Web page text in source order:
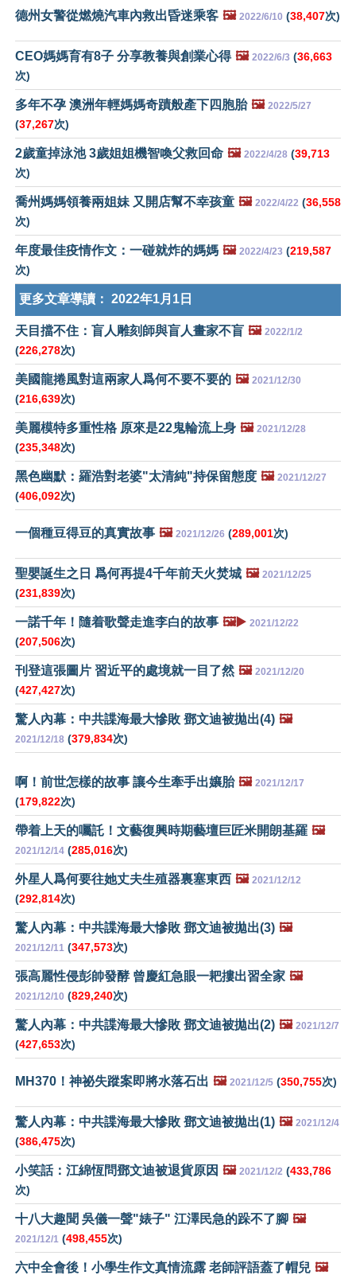
德州女警從燃燒汽車內救出昏迷乘客 🖼️ 2022/6/10 (38,407次)
CEO媽媽育有8子 分享教養與創業心得 🖼️ 2022/6/3 (36,663
次)
多年不孕 澳洲年輕媽媽奇蹟般產下四胞胎 🖼️ 2022/5/27
(37,267次)
2歲童掉泳池 3歲姐姐機智喚父救回命 🖼️ 2022/4/28 (39,713
次)
喬州媽媽領養兩姐妹 又開店幫不幸孩童 🖼️ 2022/4/22 (36,558
次)
年度最佳疫情作文：一碰就炸的媽媽 🖼️ 2022/4/23 (219,587
次)
更多文章導讀： 2022年1月1日
天目擋不住：盲人雕刻師與盲人畫家不盲 🖼️ 2022/1/2
(226,278次)
美國龍捲風對這兩家人爲何不要不要的 🖼️ 2021/12/30
(216,639次)
美麗模特多重性格 原來是22鬼輪流上身 🖼️ 2021/12/28
(235,348次)
黑色幽默：羅浩對老婆"太清純"持保留態度 🖼️ 2021/12/27
(406,092次)
一個種豆得豆的真實故事 🖼️ 2021/12/26 (289,001次)
聖嬰誕生之日 爲何再提4千年前天火焚城 🖼️ 2021/12/25
(231,839次)
一諾千年！隨着歌聲走進李白的故事 🖼️▶️ 2021/12/22
(207,506次)
刊登這張圖片 習近平的處境就一目了然 🖼️ 2021/12/20
(427,427次)
驚人內幕：中共諜海最大慘敗 鄧文迪被拋出(4) 🖼️
2021/12/18 (379,834次)
啊！前世怎樣的故事 讓今生牽手出孃胎 🖼️ 2021/12/17
(179,822次)
帶着上天的囑託！文藝復興時期藝壇巨匠米開朗基羅 🖼️
2021/12/14 (285,016次)
外星人爲何要往她丈夫生殖器裏塞東西 🖼️ 2021/12/12
(292,814次)
驚人內幕：中共諜海最大慘敗 鄧文迪被拋出(3) 🖼️
2021/12/11 (347,573次)
張高麗性侵彭帥發酵 曾慶紅急眼一耙摟出習全家 🖼️
2021/12/10 (829,240次)
驚人內幕：中共諜海最大慘敗 鄧文迪被拋出(2) 🖼️ 2021/12/7
(427,653次)
MH370！神祕失蹤案即將水落石出 🖼️ 2021/12/5 (350,755次)
驚人內幕：中共諜海最大慘敗 鄧文迪被拋出(1) 🖼️ 2021/12/4
(386,475次)
小笑話：江綿恆問鄧文迪被退貨原因 🖼️ 2021/12/2 (433,786
次)
十八大趣聞 吳儀一聲"婊子" 江澤民急的跺不了腳 🖼️
2021/12/1 (498,455次)
六中全會後！小學生作文真情流露 老師評語蓋了帽兒 🖼️